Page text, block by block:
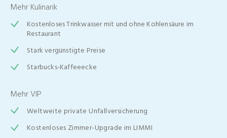
Mehr Kulinarik
Kostenloses Trinkwasser mit und ohne Kohlensäure im
Restaurant
Stark vergünstigte Preise
Starbucks-Kaffeeecke
Mehr VIP
Weltweite private Unfallversicherung
Kostenloses Zimmer-Upgrade im LIMMI